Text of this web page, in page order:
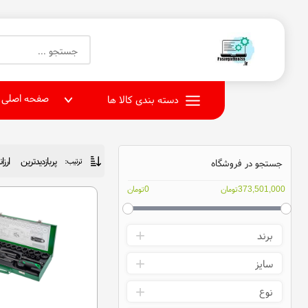
دسته بندی کالا ها صفحه اصلی
جستجو در فروشگاه
373,501,000تومان 0تومان
برند
ساترسایز
نوع
ترتیب: پربازدیدترین